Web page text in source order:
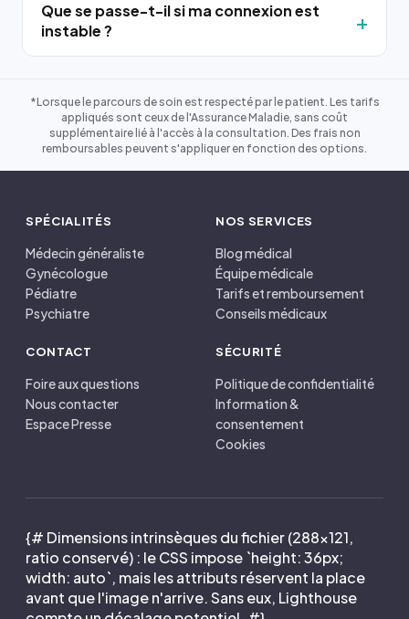
Que se passe-t-il si ma connexion est
instable ?
*Lorsque le parcours de soin est respecté par le patient. Les tarifs
appliqués sont ceux de l'Assurance Maladie, sans coût
supplémentaire lié à l'accès à la consultation. Des frais non
remboursables peuvent s'appliquer en fonction des options.
SPÉCIALITÉS
Médecin généraliste
Gynécologue
Pédiatre
Psychiatre
NOS SERVICES
Blog médical
Équipe médicale
Tarifs et remboursement
Conseils médicaux
CONTACT
Foire aux questions
Nous contacter
Espace Presse
SÉCURITÉ
Politique de confidentialité
Information &
consentement
Cookies
{# Dimensions intrinsèques du fichier (288×121,
ratio conservé) : le CSS impose `height: 36px;
width: auto`, mais les attributs réservent la place
avant que l'image n'arrive. Sans eux, Lighthouse